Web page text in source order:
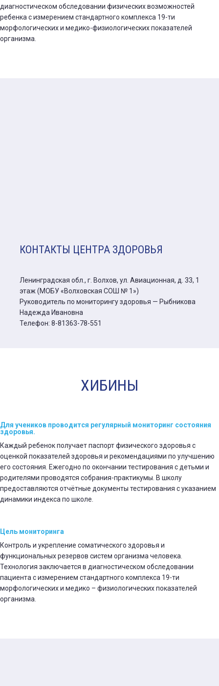
диагностическом обследовании физических возможностей
ребенка с измерением стандартного комплекса 19-ти
морфологических и медико-физиологических показателей
организма.
КОНТАКТЫ ЦЕНТРА ЗДОРОВЬЯ
Ленинградская обл., г. Волхов, ул. Авиационная, д. 33, 1
этаж (МОБУ «Волховская СОШ № 1»)
Руководитель по мониторингу здоровья — Рыбникова
Надежда Ивановна
Телефон: 8-81363-78-551
ХИБИНЫ
Для учеников проводится регулярный мониторинг состояния
здоровья.
Каждый ребенок получает паспорт физического здоровья с
оценкой показателей здоровья и рекомендациями по улучшению
его состояния. Ежегодно по окончании тестирования с детьми и
родителями проводятся собрания-практикумы. В школу
предоставляются отчётные документы тестирования с указанием
динамики индекса по школе.
Цель мониторинга
Контроль и укрепление соматического здоровья и
функциональных резервов систем организма человека.
Технология заключается в диагностическом обследовании
пациента с измерением стандартного комплекса 19-ти
морфологических и медико – физиологических показателей
организма.